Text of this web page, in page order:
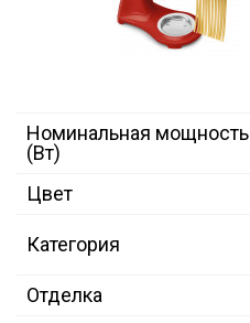
Номинальная мощность
(Вт)
Цвет
Категория
Отделка